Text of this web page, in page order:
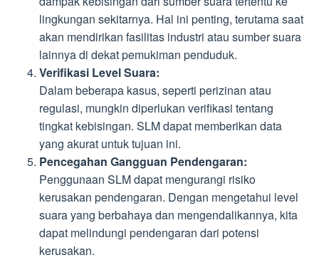
lingkungan sekitarnya. Hal ini penting, terutama saat
akan mendirikan fasilitas industri atau sumber suara
lainnya di dekat pemukiman penduduk.
Verifikasi Level Suara:
Dalam beberapa kasus, seperti perizinan atau
regulasi, mungkin diperlukan verifikasi tentang
tingkat kebisingan. SLM dapat memberikan data
yang akurat untuk tujuan ini.
Pencegahan Gangguan Pendengaran:
Penggunaan SLM dapat mengurangi risiko
kerusakan pendengaran. Dengan mengetahui level
suara yang berbahaya dan mengendalikannya, kita
dapat melindungi pendengaran dari potensi
kerusakan.